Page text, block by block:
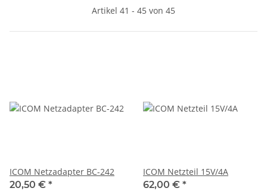
Artikel 41 - 45 von 45
ICOM Netzadapter BC-242
20,50 € *
ICOM Netzteil 15V/4A
62,00 € *